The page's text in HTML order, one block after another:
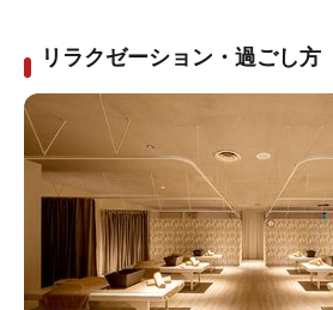
飲食メニュー（一部）をご利用いた
※18歳未満の利用・入室不可
リラクゼーション・過ごし方